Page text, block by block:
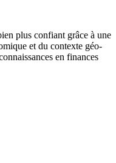
plus confiant grâce à une
et du contexte géo-
en finances